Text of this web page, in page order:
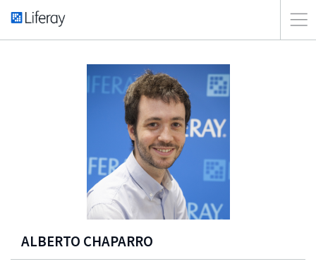
ALBERTO CHAPARRO